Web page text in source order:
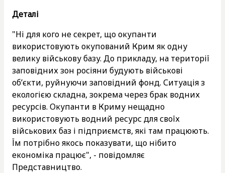
Деталі
"Ні для кого не секрет, що окупанти
використовують окупований Крим як одну
велику військову базу. До прикладу, на території
заповідних зон росіяни будують військові
об’єкти, руйнуючи заповідний фонд. Ситуація з
екологією складна, зокрема через брак водних
ресурсів. Окупанти в Криму нещадно
використовують водний ресурс для своїх
військових баз і підприємств, які там працюють.
Їм потрібно якось показувати, що нібито
економіка працює", - повідомляє
Представництво.